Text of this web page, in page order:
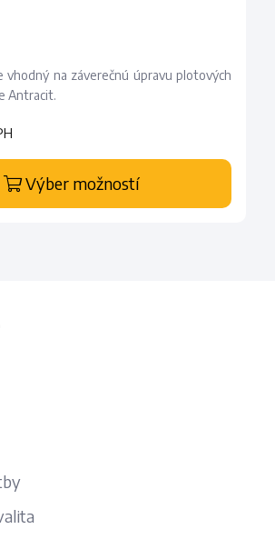
vhodný na záverečnú úpravu plotových
Antracit.
Výber možností